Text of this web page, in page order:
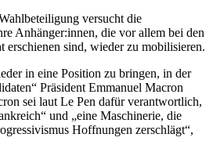
versucht die
Anhänger:innen, die vor allem bei den
erschienen sind, wieder zu mobilisieren.
in eine Position zu bringen, in der
Präsident Emmanuel Macron
sei laut Le Pen dafür verantwortlich,
und „eine Maschinerie, die
Hoffnungen zerschlägt“,